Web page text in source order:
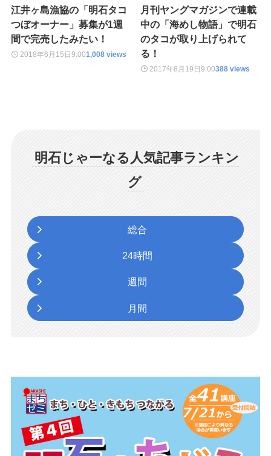
江井ヶ島漁協の「明石タコ
つぼオーナー」募集が1週
間で完売したみたい！
2018年6月15日9:001,008 views
月刊ヤングマガジンで連載
中の「海めし物語」で明石
のタコが取り上げられて
る！
2017年8月19日9:00388 views
明石じゃーなる人気記事ランキン
グ
総合
24時間
週間
月間